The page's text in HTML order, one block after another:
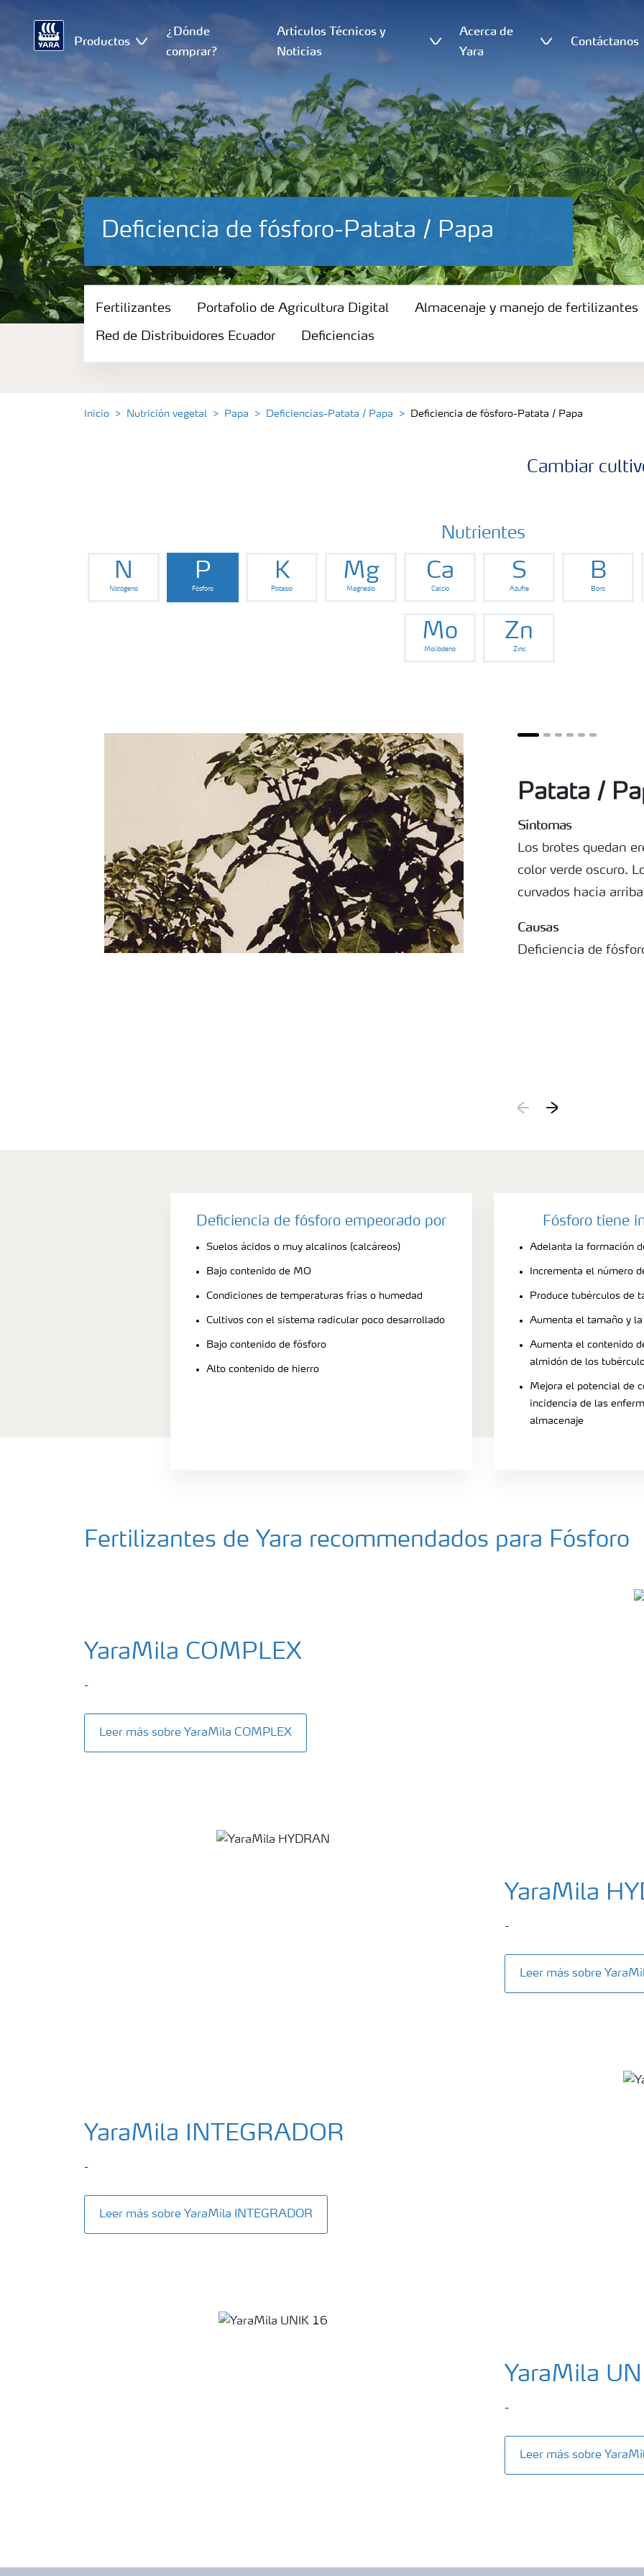
Productos
¿Dónde
comprar?
Artículos Técnicos y
Noticias
Acerca de
Yara
Contáctanos
Deficiencia de fósforo-Patata / Papa
Fertilizantes
Portafolio de Agricultura Digital
Fertilizantes Portafolio de Agricultura Digital Almacenaje y manejo de fertilizantes
Red de Distribuidores Ecuador Deficiencias
Inicio Nutrición vegetal Papa Deficiencias-Patata / Papa Deficiencia de fósforo-Patata / Papa
Cambiar
Nutrientes
N
Nitrógeno
P
Fósforo
K
Potasio
Mg
Magnesio
Ca
Calcio
S
Azufre
B
Boro
Mo
Molibdeno
Zn
Zinc
Patata /
Síntomas
Los brotes quedan
color verde oscuro.
curvados hacia
Causas
Deficiencia de
Deficiencia de fósforo empeorado por
Suelos ácidos o muy alcalinos (calcáreos)
Bajo contenido de MO
Condiciones de temperaturas frías o humedad
Cultivos con el sistema radicular poco desarrollado
Bajo contenido de fósforo
Alto contenido de hierro
Fósforo tiene
Adelanta la formación
Incrementa el número
Produce tubérculos de
Aumenta el tamaño y
Aumenta el contenido
almidón de los
Mejora el potencial de
incidencia de las
almacenaje
Fertilizantes de Yara recommendados para Fósforo
YaraMila COMPLEX
-
Leer más sobre YaraMila COMPLEX
YaraMila
-
Leer más sobre
YaraMila INTEGRADOR
-
Leer más sobre YaraMila INTEGRADOR
YaraMila
-
Leer más sobre